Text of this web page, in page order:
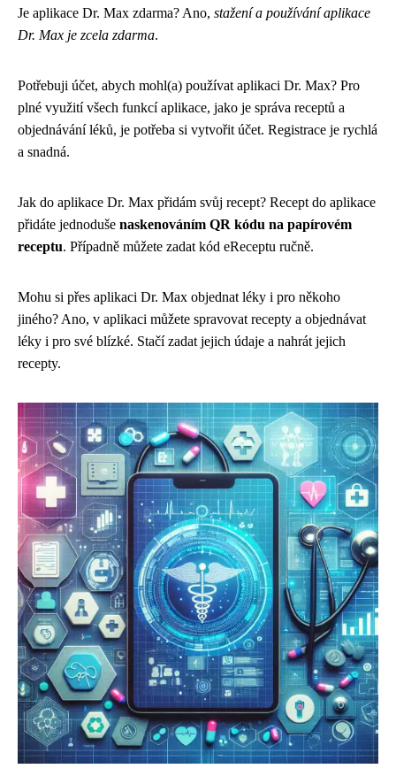
Je aplikace Dr. Max zdarma? Ano, stažení a používání aplikace
Dr. Max je zcela zdarma.
Potřebuji účet, abych mohl(a) používat aplikaci Dr. Max? Pro
plné využití všech funkcí aplikace, jako je správa receptů a
objednávání léků, je potřeba si vytvořit účet. Registrace je rychlá
a snadná.
Jak do aplikace Dr. Max přidám svůj recept? Recept do aplikace
přidáte jednoduše naskenováním QR kódu na papírovém
receptu. Případně můžete zadat kód eReceptu ručně.
Mohu si přes aplikaci Dr. Max objednat léky i pro někoho
jiného? Ano, v aplikaci můžete spravovat recepty a objednávat
léky i pro své blízké. Stačí zadat jejich údaje a nahrát jejich
recepty.